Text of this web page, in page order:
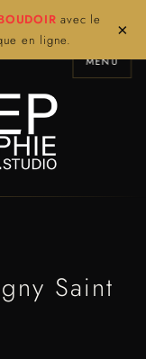
avec le
en ligne.
×
MENU
Saint